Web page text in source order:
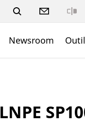
Newsroom